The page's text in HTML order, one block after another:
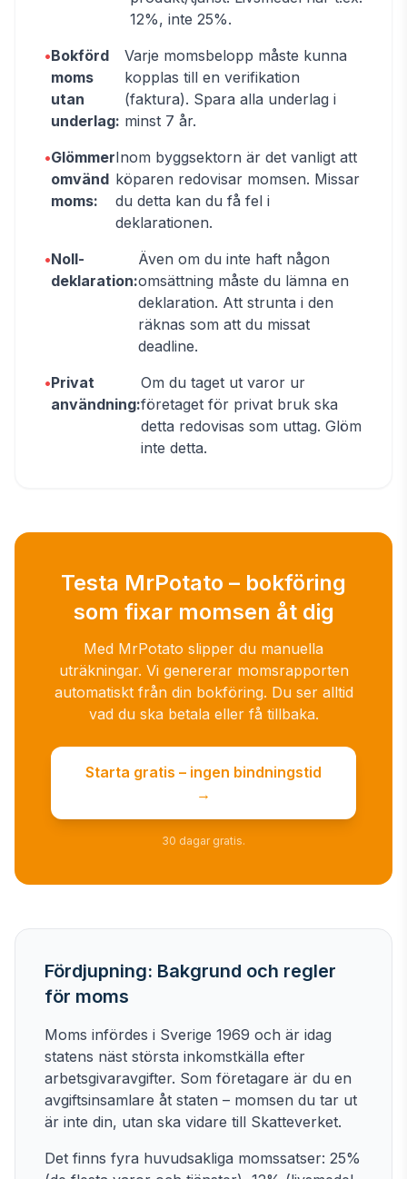
12%, inte 25%.
•Bokförd
moms
utan
underlag:
Varje momsbelopp måste kunna
kopplas till en verifikation
(faktura). Spara alla underlag i
minst 7 år.
•Glömmer
omvänd
moms:
Inom byggsektorn är det vanligt att
köparen redovisar momsen. Missar
du detta kan du få fel i
deklarationen.
•Noll-
deklaration:
Även om du inte haft någon
omsättning måste du lämna en
deklaration. Att strunta i den
räknas som att du missat
deadline.
•Privat
användning:
Om du taget ut varor ur
företaget för privat bruk ska
detta redovisas som uttag. Glöm
inte detta.
Testa MrPotato – bokföring
som fixar momsen åt dig
Med MrPotato slipper du manuella
uträkningar. Vi genererar momsrapporten
automatiskt från din bokföring. Du ser alltid
vad du ska betala eller få tillbaka.
Starta gratis – ingen bindningstid
→
30 dagar gratis.
Fördjupning: Bakgrund och regler
för moms
Moms infördes i Sverige 1969 och är idag
statens näst största inkomstkälla efter
arbetsgivaravgifter. Som företagare är du en
avgiftsinsamlare åt staten – momsen du tar ut
är inte din, utan ska vidare till Skatteverket.
Det finns fyra huvudsakliga momssatser: 25%